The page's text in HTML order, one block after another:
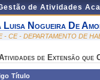
de Atividades
Luisa Nogueira De
- CE - DEPARTAMENTO DE
de Extensão que
Título